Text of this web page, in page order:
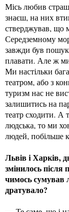
Місь любив
знаєш, на них
стверджував, що
Середземному
завжди був
плавати. Але ж
Ми настільки
театром, або з
туризм нас не
залишитись на
театр сходити. А
людська, то ми
людей, побільше
Львів і Харків,
змінилось після
чимось сумував
дратувало?